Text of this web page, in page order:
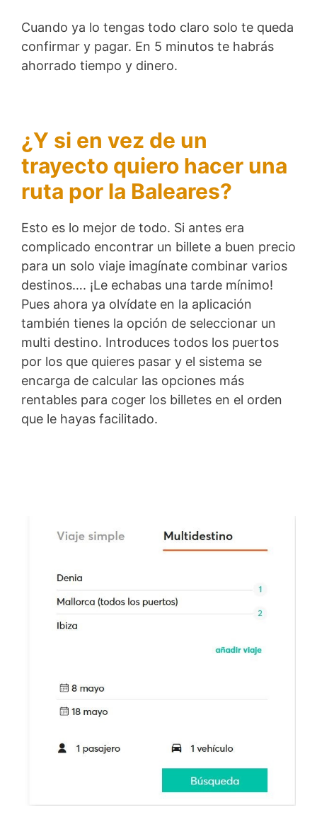
Cuando ya lo tengas todo claro solo te queda
confirmar y pagar. En 5 minutos te habrás
ahorrado tiempo y dinero.
¿Y si en vez de un
trayecto quiero hacer una
ruta por la Baleares?
Esto es lo mejor de todo. Si antes era
complicado encontrar un billete a buen precio
para un solo viaje imagínate combinar varios
destinos…. ¡Le echabas una tarde mínimo!
Pues ahora ya olvídate en la aplicación
también tienes la opción de seleccionar un
multi destino. Introduces todos los puertos
por los que quieres pasar y el sistema se
encarga de calcular las opciones más
rentables para coger los billetes en el orden
que le hayas facilitado.